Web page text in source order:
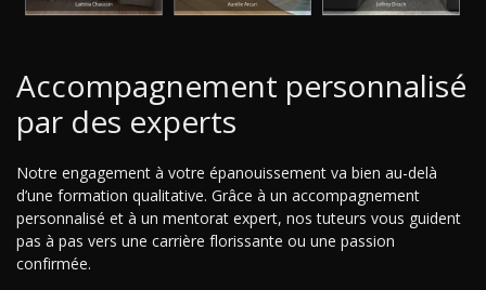
Accompagnement personnalisé
par des experts
Notre engagement à votre épanouissement va bien au-delà
d’une formation qualitative. Grâce à un accompagnement
personnalisé et à un mentorat expert, nos tuteurs vous guident
pas à pas vers une carrière florissante ou une passion
confirmée.